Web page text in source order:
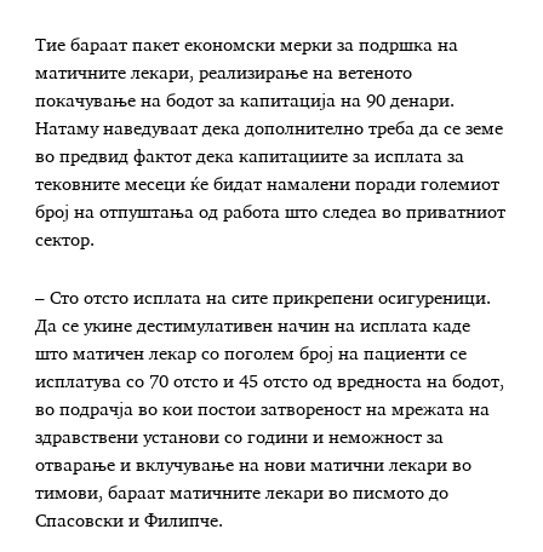
Тие бараат пакет економски мерки за подршка на
матичните лекари, реализирање на ветеното
покачување на бодот за капитација на 90 денари.
Натаму наведуваат дека дополнително треба да се земе
во предвид фактот дека капитациите за исплата за
тековните месеци ќе бидат намалени поради големиот
број на отпуштања од работа што следеа во приватниот
сектор.
– Сто отсто исплата на сите прикрепени осигуреници.
Да се укине дестимулативен начин на исплата каде
што матичен лекар со поголем број на пациенти се
исплатува со 70 отсто и 45 отсто од вредноста на бодот,
во подрачја во кои постои затвореност на мрежата на
здравствени установи со години и неможност за
отварање и вклучување на нови матични лекари во
тимови, бараат матичните лекари во писмото до
Спасовски и Филипче.